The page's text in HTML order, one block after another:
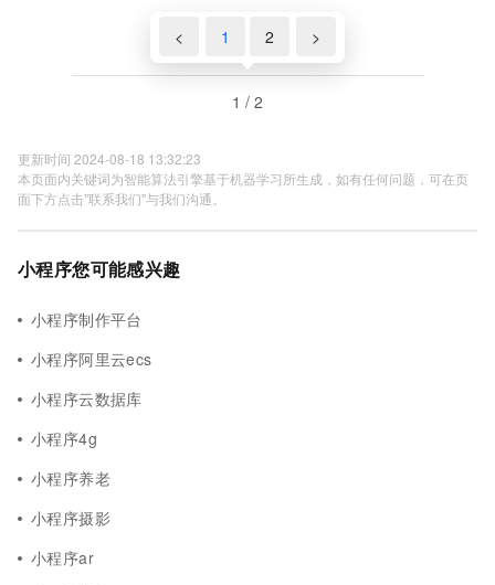
< 1 2 >
1 / 2
更新时间 2024-08-18 13:32:23
本页面内关键词为智能算法引擎基于机器学习所生成，如有任何问题，可在页
面下方点击"联系我们"与我们沟通。
小程序您可能感兴趣
小程序制作平台
小程序阿里云ecs
小程序云数据库
小程序4g
小程序养老
小程序摄影
小程序ar